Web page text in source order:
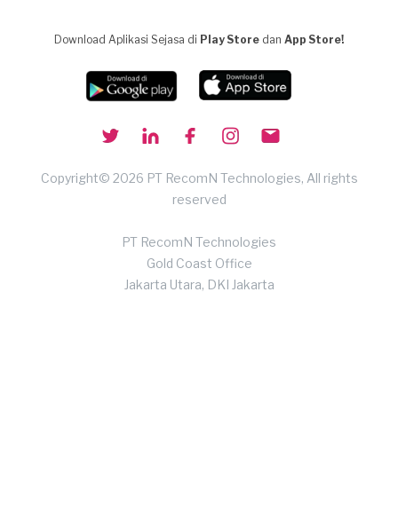
Download Aplikasi Sejasa di Play Store dan App Store!
Copyright© 2026 PT RecomN Technologies, All rights
reserved
PT RecomN Technologies
Gold Coast Office
Jakarta Utara, DKI Jakarta